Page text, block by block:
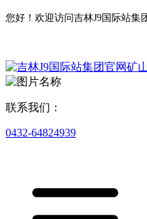
您好！欢迎访问吉林J9国际站集
联系我们：
0432-64824939